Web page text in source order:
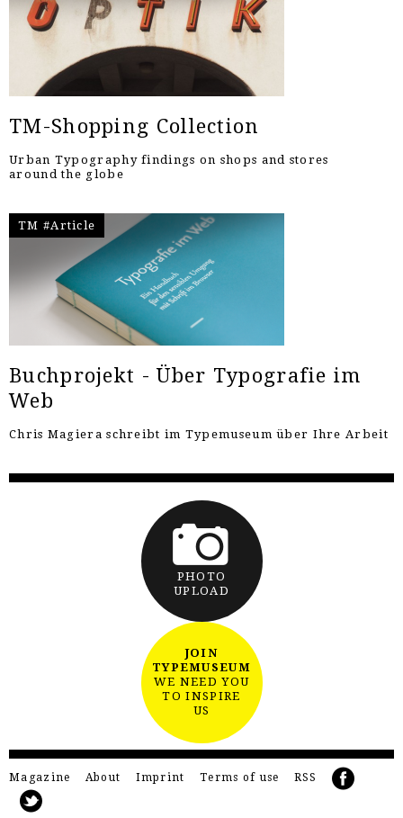
TM-Shopping Collection
Urban Typography findings on shops and stores
around the globe
TM #Article
Buchprojekt - Über Typografie im
Web
Chris Magiera schreibt im Typemuseum über Ihre Arbeit
PHOTO
UPLOAD
JOIN
TYPEMUSEUM
WE NEED YOU
TO INSPIRE
US
Magazine About Imprint Terms of use RSS